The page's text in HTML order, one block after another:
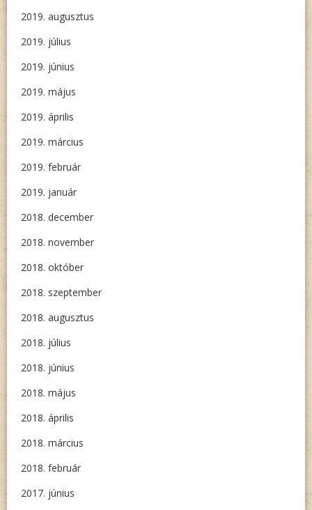
2019. augusztus
2019. július
2019. június
2019. május
2019. április
2019. március
2019. február
2019. január
2018. december
2018. november
2018. október
2018. szeptember
2018. augusztus
2018. július
2018. június
2018. május
2018. április
2018. március
2018. február
2017. június